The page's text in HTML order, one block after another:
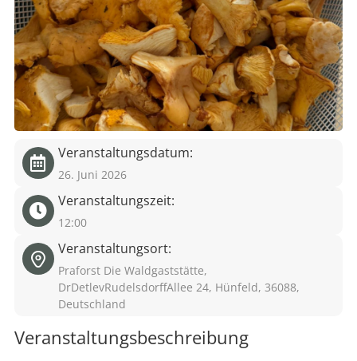
Veranstaltungsdatum:
26. Juni 2026
Veranstaltungszeit:
12:00
Veranstaltungsort:
Praforst Die Waldgaststätte,
DrDetlevRudelsdorffAllee 24, Hünfeld, 36088,
Deutschland
Veranstaltungsbeschreibung